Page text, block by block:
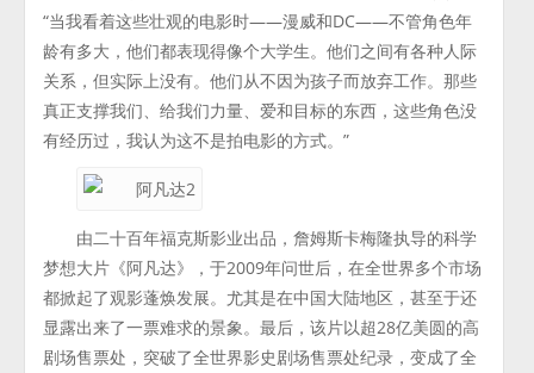
“当我看着这些壮观的电影时——漫威和DC——不管角色年
龄有多大，他们都表现得像个大学生。他们之间有各种人际
关系，但实际上没有。他们从不因为孩子而放弃工作。那些
真正支撑我们、给我们力量、爱和目标的东西，这些角色没
有经历过，我认为这不是拍电影的方式。”
由二十百年福克斯影业出品，詹姆斯卡梅隆执导的科学
梦想大片《阿凡达》，于2009年问世后，在全世界多个市场
都掀起了观影蓬焕发展。尤其是在中国大陆地区，甚至于还
显露出来了一票难求的景象。最后，该片以超28亿美圆的高
剧场售票处，突破了全世界影史剧场售票处纪录，变成了全